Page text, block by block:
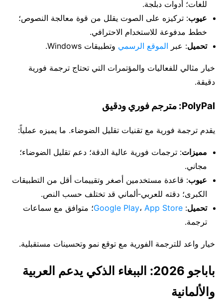
للغات؛ أدوات دبلجة.
عيوب: تركيزه على الصوت يقلل من قوة معالجة النصوص؛
خطط مدفوعة للاستخدام الاحترافي.
تحميل: عبر الموقع الرسمي وتطبيقات Windows.
خيار مثالي للفعاليات والمؤتمرات التي تحتاج ترجمة فورية
دقيقة.
PolyPal: مترجم فوري ودقيق
يقدم ترجمة فورية مع تقنيات تقليل الضوضاء. ما يميزه عملياً:
مميزات: ترجمات فورية عالية الدقة؛ دعم تقليل الضوضاء؛
مجاني.
عيوب: قاعدة مستخدمين أصغر وتقييمات أقل من التطبيقات
الكبرى؛ دقته للعربي‑ألماني قد تختلف حسب النص.
تحميل:
Google Play، App Store
؛ متوافق مع سماعات
ترجمة.
خيار واعد للترجمة الفورية مع توقع نمو وتحسينات مستقبلية.
باباجو 2026: الببغاء الذكي يدعم العربية
والألمانية